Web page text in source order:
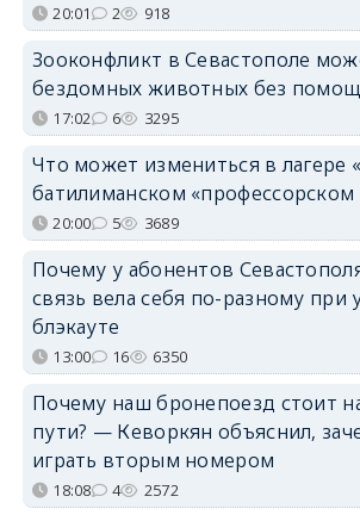
20:01 2 918
Зооконфликт в Севастополе
бездомных животных без
17:02 6 3295
Что может измениться в лагере
батилиманском «профессорском
20:00 5 3689
Почему у абонентов
связь вела себя по-разному при
блэкауте
13:00 16 6350
Почему наш бронепоезд стоит
пути? — Кеворкян объяснил,
играть вторым номером
18:08 4 2572